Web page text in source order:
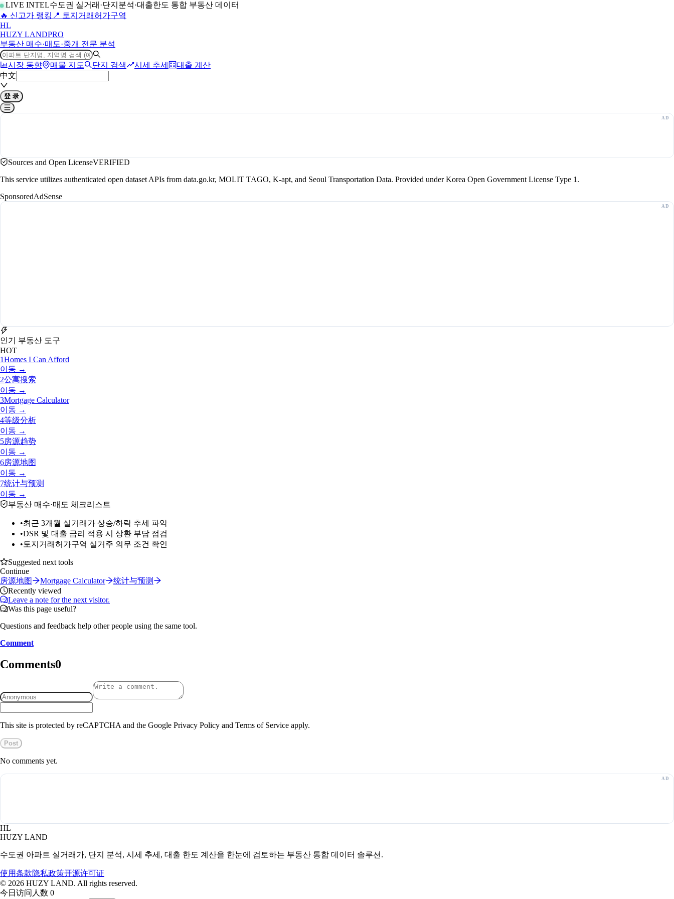
LIVE INTEL수도권 실거래·단지분석·대출한도 통합 부동산 데이터
🔥 신고가 랭킹 📍 토지거래허가구역
HL
HUZY LANDPRO
부동산 매수·매도·중개 전문 분석
시장 동향 매물 지도 단지 검색 시세 추세
대출 계산
中文
登 录
Sources and Open LicenseVERIFIED
This service utilizes authenticated open dataset APIs from data.go.kr, MOLIT TAGO, K-apt, and Seoul Transportation Data. Provided under Korea Open Government License Type 1.
SponsoredAdSense
인기 부동산 도구
HOT
1Homes I Can Afford
이동 →
2公寓搜索
이동 →
3Mortgage Calculator
이동 →
4等级分析
이동 →
5房源趋势
이동 →
6房源地图
이동 →
7统计与预测
이동 →
부동산 매수·매도 체크리스트
•최근 3개월 실거래가 상승/하락 추세 파악
•DSR 및 대출 금리 적용 시 상환 부담 점검
• 토지거래허가구역 실거주 의무 조건 확인
Suggested next tools
Continue
房源地图
Mortgage Calculator
统计与预测
Recently viewed
Leave a note for the next visitor.
Was this page useful?
Questions and feedback help other people using the same tool.
Comment
Comments0
This site is protected by reCAPTCHA and the Google Privacy Policy and Terms of Service apply.
Post
No comments yet.
HL
HUZY LAND
수도권 아파트 실거래가, 단지 분석, 시세 추세, 대출 한도 계산을 한눈에 검토하는 부동산 통합 데이터 솔루션.
使用条款隐私政策开源许可证
© 2026 HUZY LAND. All rights reserved.
今日访问人数 0